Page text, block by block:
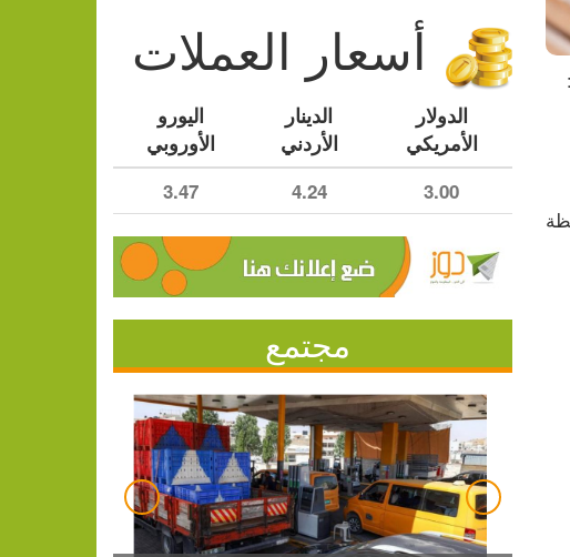
أسعار العملات
الدولار
الأمريكي
الدينار
الأردني
اليورو
الأوروبي
3.00
4.24
3.47
مجتمع